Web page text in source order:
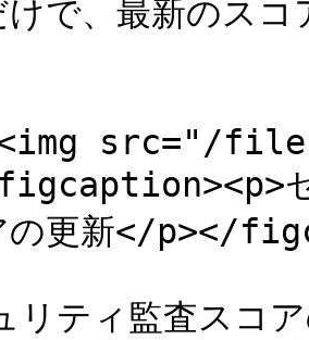
けで、最新のス
src="/
セ
の更新</p></
リティ監査スコ